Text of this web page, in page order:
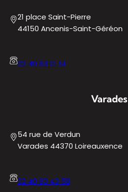
21 place Saint-Pierre
44150 Ancenis-Saint-Géréon
02 40 83 01 51
Varades
54 rue de Verdun
Varades 44370 Loireauxence
02 40 83 43 58